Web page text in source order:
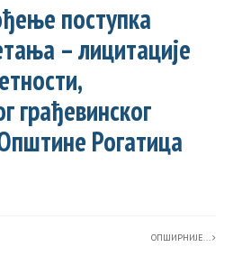
поступка
– лицитације
грађевинског
Рогатица
ОПШИРНИЈЕ...